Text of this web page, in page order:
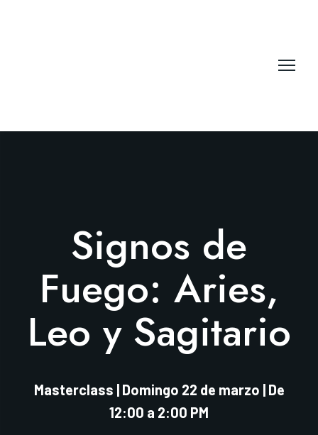
Signos de
Fuego: Aries,
Leo y Sagitario
Masterclass | Domingo 22 de marzo | De
12:00 a 2:00 PM